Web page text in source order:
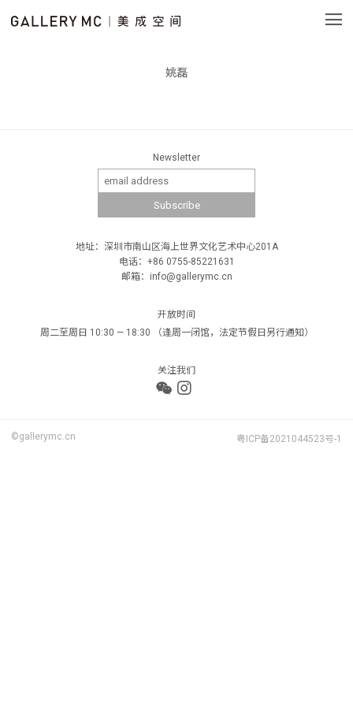
姚磊
Newsletter
地址：深圳市南山区海上世界文化艺术中心201A
电话：+86 0755-85221631
邮箱：info@gallerymc.cn
开放时间
周二至周日 10:30 — 18:30 （逢周一闭馆，法定节假日另行通知）
关注我们
©gallerymc.cn 粤ICP备2021044523号-1